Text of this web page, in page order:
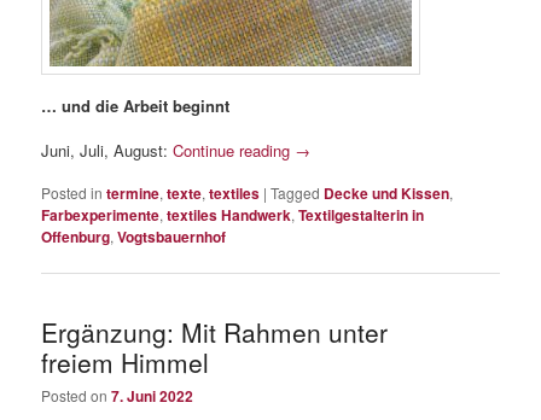
… und die Arbeit beginnt
Juni, Juli, August:Continue reading →
Posted in termine,texte,textiles |Tagged Decke und Kissen,
Farbexperimente,textiles Handwerk,Textilgestalterin in
Offenburg,Vogtsbauernhof
Ergänzung: Mit Rahmen unter
freiem Himmel
Posted on7. Juni 2022